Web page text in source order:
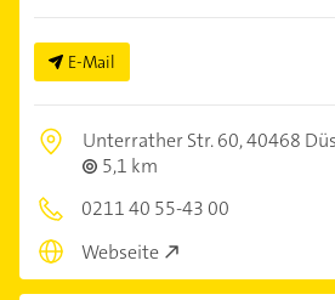
E-Mail
Unterrather Str. 60,40468
5,1 km
0211 40 55-43 00
Webseite